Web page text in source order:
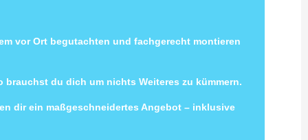
vor Ort begutachten und fachgerecht montieren
du dich um nichts Weiteres zu kümmern.
dir ein maßgeschneidertes Angebot – inklusive